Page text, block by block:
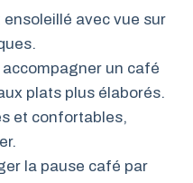
avec vue sur
un café
plats plus élaborés.
et confortables,
la pause café par